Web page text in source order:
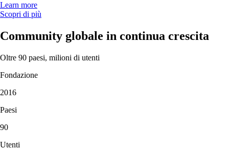
Learn more
Scopri di più
Community globale in continua crescita
Oltre 90 paesi, milioni di utenti
Fondazione
2016
Paesi
90
Utenti